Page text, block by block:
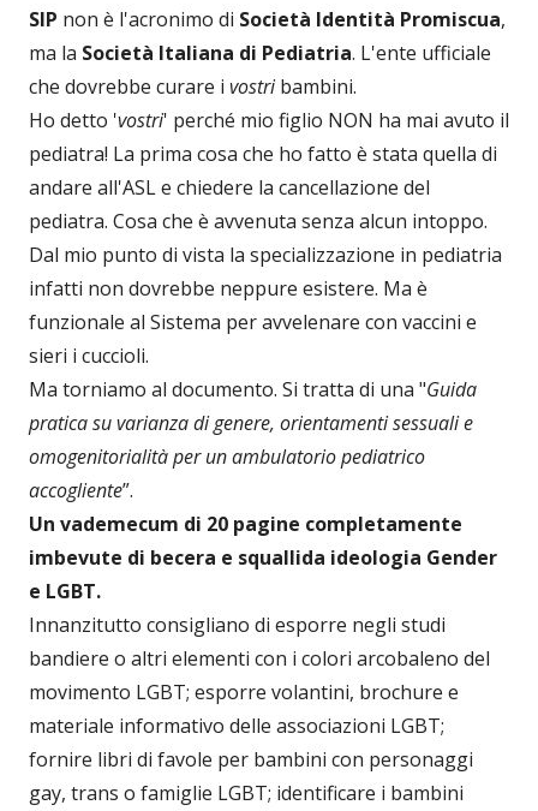
SIP non è l'acronimo di Società Identità Promiscua,
ma la Società Italiana di Pediatria. L'ente ufficiale
che dovrebbe curare i vostribambini.
Ho detto 'vostri' perché mio figlio NON ha mai avuto il
pediatra! La prima cosa che ho fatto è stata quella di
andare all'ASL e chiedere la cancellazione del
pediatra. Cosa che è avvenuta senza alcun intoppo.
Dal mio punto di vista la specializzazione in pediatria
infatti non dovrebbe neppure esistere. Ma è
funzionale al Sistema per avvelenare con vaccini e
sieri i cuccioli.
Ma torniamo al documento. Si tratta di una "Guida
pratica su varianza di genere, orientamenti sessuali e
omogenitorialità per un ambulatorio pediatrico
accogliente”.
Un vademecum di 20 pagine completamente
imbevute di becera e squallida ideologia Gender
e LGBT.
Innanzitutto consigliano di esporre negli studi
bandiere o altri elementi con i colori arcobaleno del
movimento LGBT; esporre volantini, brochure e
materiale informativo delle associazioni LGBT;
fornire libri di favole per bambini con personaggi
gay, trans o famiglie LGBT; identificare i bambini